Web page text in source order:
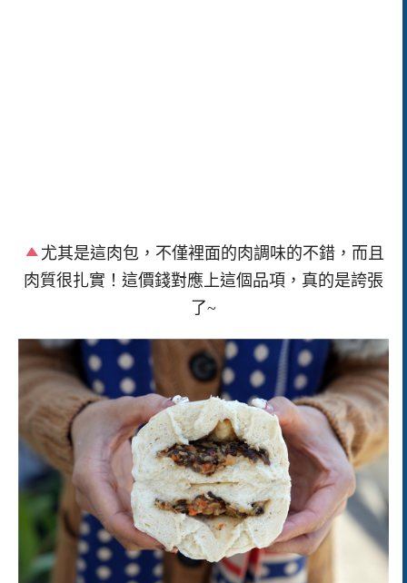
尤其是這肉包，不僅裡面的肉調味的不錯，而且
肉質很扎實！這價錢對應上這個品項，真的是誇張
了~